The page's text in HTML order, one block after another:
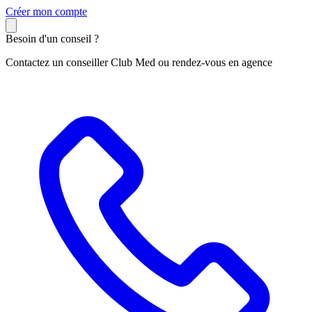
Créer mon compte
Besoin d'un conseil ?
Contactez un conseiller Club Med ou rendez-vous en agence